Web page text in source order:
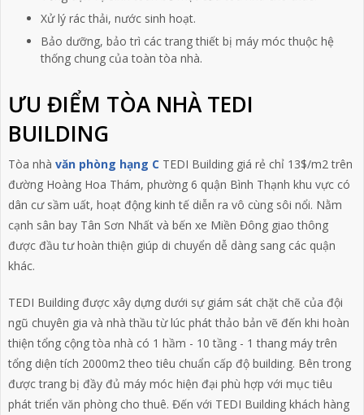
Xử lý rác thải, nước sinh hoạt.
Bảo dưỡng, bảo trì các trang thiết bị máy móc thuộc hệ
thống chung của toàn tòa nhà.
ƯU ĐIỂM TÒA NHÀ TEDI
BUILDING
Tòa nhà văn phòng hạng CTEDI Building giá rẻ chỉ 13$/m2 trên
đường Hoàng Hoa Thám, phường 6 quận Bình Thạnh khu vực có
dân cư sầm uất, hoạt động kinh tế diễn ra vô cùng sôi nổi. Nằm
cạnh sân bay Tân Sơn Nhất và bến xe Miền Đông giao thông
được đầu tư hoàn thiện giúp di chuyển dễ dàng sang các quận
khác.
TEDI Building được xây dựng dưới sự giám sát chặt chẽ của đội
ngũ chuyên gia và nhà thầu từ lúc phát thảo bản vẽ đến khi hoàn
thiện tổng cộng tòa nhà có 1 hầm - 10 tầng - 1 thang máy trên
tổng diện tích 2000m2 theo tiêu chuẩn cấp độ building. Bên trong
được trang bị đầy đủ máy móc hiện đại phù hợp với mục tiêu
phát triển văn phòng cho thuê. Đến với TEDI Building khách hàng